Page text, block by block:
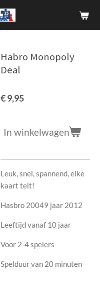
Habro Monopoly
Deal
€ 9,95
In winkelwagen
Leuk, snel, spannend, elke
kaart telt!
Hasbro 20049 jaar 2012
Leeftijd vanaf 10 jaar
Voor 2-4 spelers
Spelduur van 20 minuten